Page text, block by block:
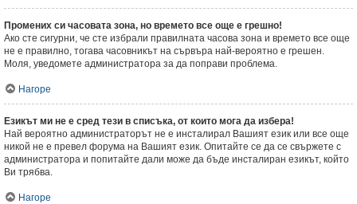
Промених си часовата зона, но времето все още е грешно!
Ако сте сигурни, че сте избрали правилната часова зона и времето все още
не е правилно, тогава часовникът на сървъра най-вероятно е грешен.
Моля, уведомете администратора за да поправи проблема.
Нагоре
Езикът ми не е сред тези в списъка, от които мога да избера!
Най вероятно администраторът не е инсталирал Вашият език или все още
никой не е превел форума на Вашият език. Опитайте се да се свържете с
администратора и попитайте дали може да бъде инсталиран езикът, който
Ви трябва.
Нагоре